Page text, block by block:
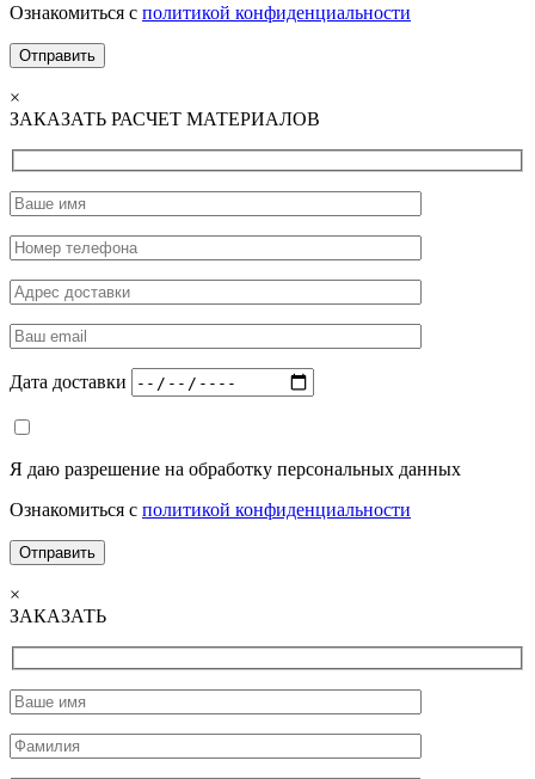
Ознакомиться с политикой конфиденциальности
×
ЗАКАЗАТЬ РАСЧЕТ МАТЕРИАЛОВ
Дата доставки
Я даю разрешение на обработку персональных данных
Ознакомиться с политикой конфиденциальности
×
ЗАКАЗАТЬ